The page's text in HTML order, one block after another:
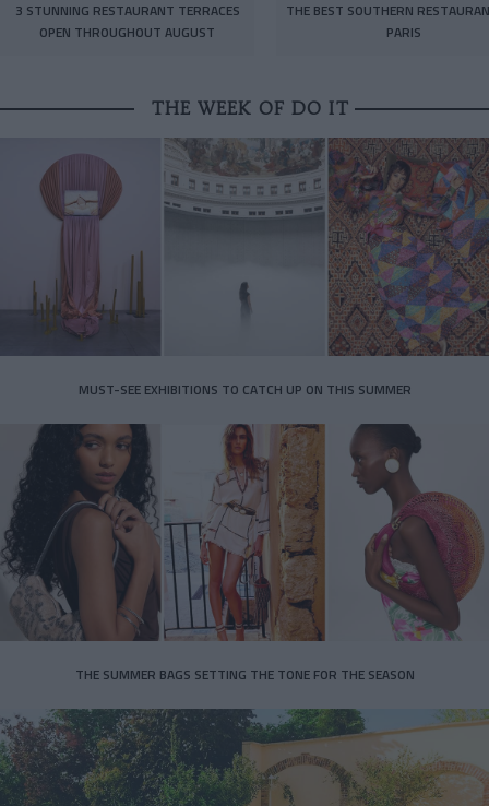
3 STUNNING RESTAURANT TERRACES
OPEN THROUGHOUT AUGUST
THE BEST SOUTHERN
PARIS
THE WEEK OF DO IT
MUST-SEE EXHIBITIONS TO CATCH UP ON THIS SUMMER
THE SUMMER BAGS SETTING THE TONE FOR THE SEASON